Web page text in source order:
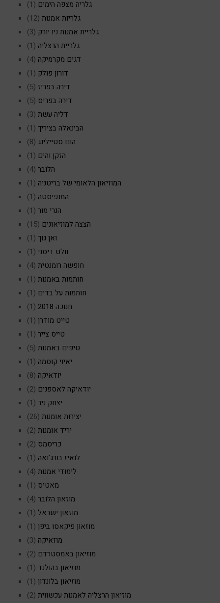
גלריה מצפה הימים (1)
גלריות אמנות (12)
גלריית אמנות ניו יורק (3)
גלריית הרצליה (1)
דגים מקרמיקה (4)
דורון פולק (1)
דירה בפריז (5)
דירה בפריס (5)
דליה עשת (3)
הבינאלה בציריך (1)
הום סטיילינג (8)
הזקן והים (1)
הלובר (4)
המוזיאון הלאומי של בריטניה (1)
המנפיסטה (1)
הנרי מור (1)
הצצה למוזיאונים (15)
ואן גוך (1)
וולט דיסני (1)
חופשה רומנטית (4)
חותמות באמנות (1)
חותמות על בדים (1)
חנוכה 2018
(1)
טייט מודרן (1)
טייס צייר (1)
טיפים באמנות (5)
יאיוי קוסמה (1)
יודאיקה (8)
יודאיקה לאספנים (2)
יצחק ניר (1)
יצירות אומנות (26)
יריד אומנות (2)
כריסמס (2)
לואיז בורג'ואה (1)
לימודי אמנות (4)
מאטיס (1)
מוזאון הלובר (4)
מוזאון ישראל (1)
מוזאון פיקאסו ביפן (1)
מוזאיקה (3)
מוזיאון באמסטרדם (2)
מוזיאון בהולנד (1)
מוזיאון בלונדון (1)
מוזיאון הרצליה לאמנות עכשווית (2)